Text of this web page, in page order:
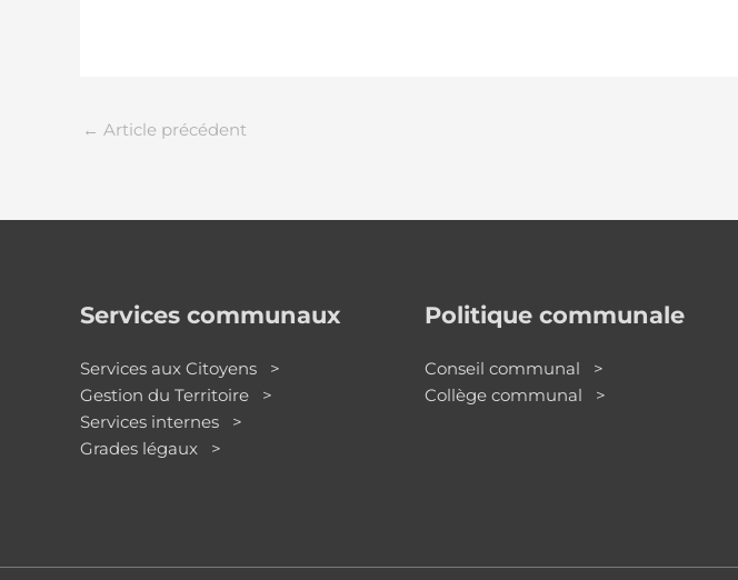
← Article précédent
Services communaux
Services aux Citoyens >
Gestion du Territoire >
Services internes >
Grades légaux >
Politique communale
Conseil communal >
Collège communal >